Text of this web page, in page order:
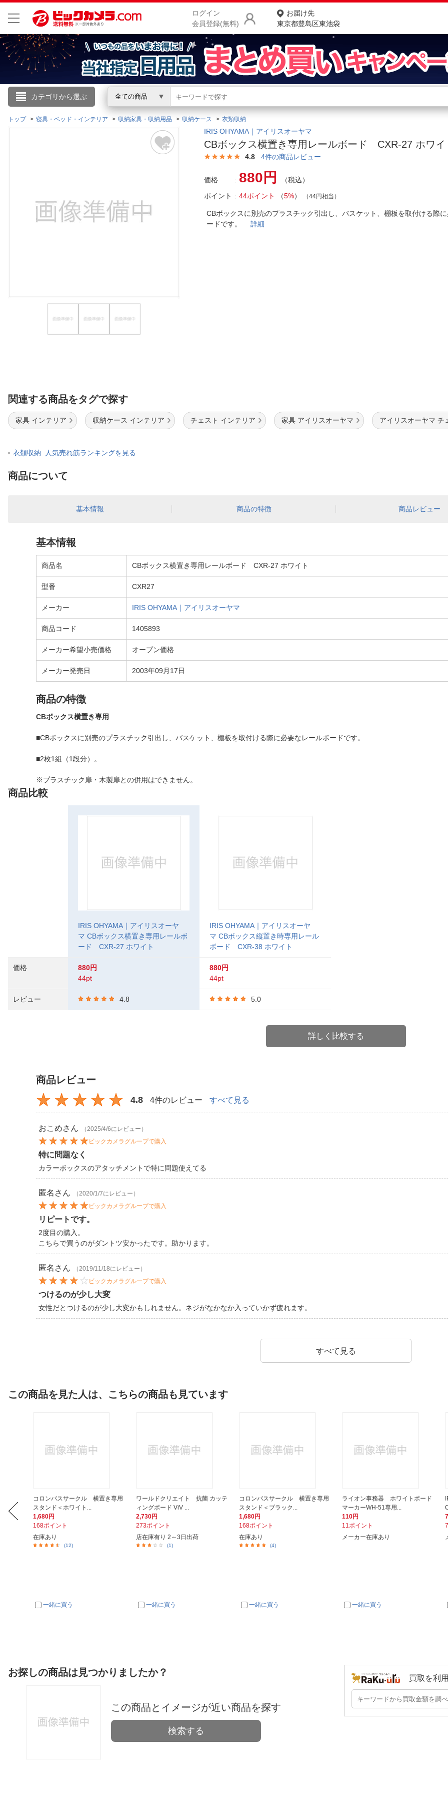
ログイン
会員登録(無料)
お届け先
東京都豊島区東池袋
カテゴリから選ぶ 全ての商品
こんにちは
ログイン
閲覧履歴
商品をさがす
ランキングからさがす
カテゴリ一覧からさがす
お客様サポート
ご利用ガイド
トップ 寝具・ベッド・インテリア 収納家具・収納用品 収納ケース 衣類収納
IRIS OHYAMA｜アイリスオーヤマ
CBボックス横置き専用レールボード CXR-27 ホワイ
4.8 4件の商品レビュー
価格 880円
（税込）
ポイント
44ポイント （5%） （44円相当）
CBボックスに別売のプラスチック引出し、バスケット、棚板を取付ける際
ードです。詳細
関連する商品をタグで探す
家具 インテリア 収納ケース インテリア チェスト インテリア 家具 アイリスオーヤマ アイリスオーヤマ チ
衣類収納 人気売れ筋ランキングを見る
商品について
基本情報 商品の特徴 商品レビュー
基本情報
商品名 CBボックス横置き専用レールボード CXR-27 ホワイト
型番 CXR27
メーカー IRIS OHYAMA｜アイリスオーヤマ
商品コード 1405893
メーカー希望小売価格 オープン価格
メーカー発売日 2003年09月17日
商品の特徴
CBボックス横置き専用
■CBボックスに別売のプラスチック引出し、バスケット、棚板を取付ける際に必要なレールボードです。
■2枚1組（1段分）。
※プラスチック扉・木製扉との併用はできません。
商品比較
価格
レビュー
IRIS OHYAMA｜アイリスオーヤ
マ CBボックス横置き専用レールボ
ード CXR-27 ホワイト
880円
44pt
4.8
IRIS OHYAMA｜アイリスオーヤ
マ CBボックス縦置き時専用レール
ボード CXR-38 ホワイト
880円
44pt
5.0
詳しく比較する
商品レビュー
4.8 4件のレビュー すべて見る
おこめさん
（2025/4/6にレビュー）
ビックカメラグループで購入
特に問題なく
カラーボックスのアタッチメントで特に問題使えてる
匿名 さん
（2020/1/7にレビュー）
ビックカメラグループで購入
リピートです。
2度目の購入。
こちらで買うのがダントツ安かったです。助かります。
匿名 さん
（2019/11/18にレビュー）
ビックカメラグループで購入
つけるのが少し大変
女性だとつけるのが少し大変かもしれません。ネジがなかなか入っていかず疲れます。
すべて見る
この商品を見た人は、こちらの商品も見ています
コロンバスサークル 横置き専用
スタンド＜ホワイト...
1,680円
168ポイント
在庫あり
(12)
一緒に買う
ワールドクリエイト 抗菌 カッテ
ィングボード ViV ...
2,730円
273ポイント
店在庫有り 2～3日出荷
(1)
一緒に買う
コロンバスサークル 横置き専用
スタンド＜ブラック...
1,680円
168ポイント
在庫あり
(4)
一緒に買う
ライオン事務器 ホワイトボード
マーカーWH-51専用...
110円
11ポイント
メーカー在庫あり
一緒に買う
お探しの商品は見つかりましたか？
この商品とイメージが近い商品を探す
検索する
買取を利